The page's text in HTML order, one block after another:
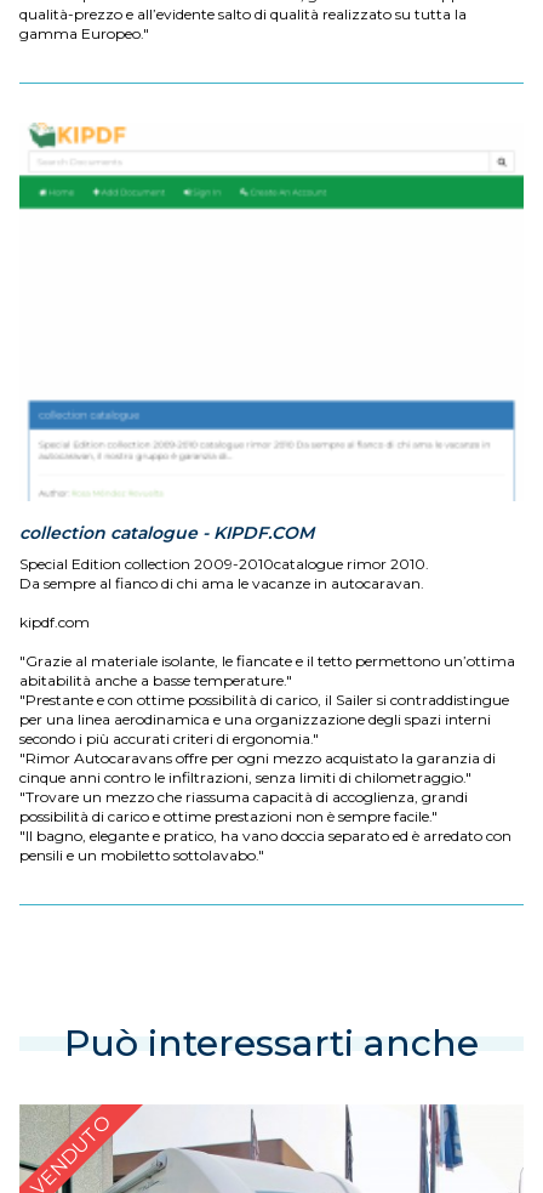
qualità-prezzo e all’evidente salto di qualità realizzato su tutta la
gamma Europeo."
collection catalogue - KIPDF.COM
Special Edition collection 2009-2010catalogue rimor 2010.
Da sempre al fianco di chi ama le vacanze in autocaravan.
kipdf.com
"Grazie al materiale isolante, le fiancate e il tetto permettono un’ottima
abitabilità anche a basse temperature."
"Prestante e con ottime possibilità di carico, il Sailer si contraddistingue
per una linea aerodinamica e una organizzazione degli spazi interni
secondo i più accurati criteri di ergonomia."
"Rimor Autocaravans offre per ogni mezzo acquistato la garanzia di
cinque anni contro le infiltrazioni, senza limiti di chilometraggio."
"Trovare un mezzo che riassuma capacità di accoglienza, grandi
possibilità di carico e ottime prestazioni non è sempre facile."
"Il bagno, elegante e pratico, ha vano doccia separato ed è arredato con
pensili e un mobiletto sottolavabo."
Può interessarti anche
VENDUTO